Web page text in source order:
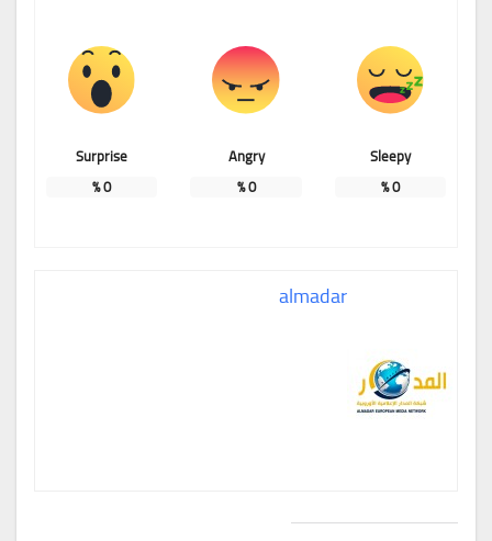
Sleepy
0
%
Angry
0
%
Surprise
0
%
almadar